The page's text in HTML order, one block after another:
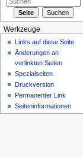
Werkzeuge
Links auf diese Seite
Änderungen an
verlinkten Seiten
Spezialseiten
Druckversion
Permanenter Link
Seiteninformationen